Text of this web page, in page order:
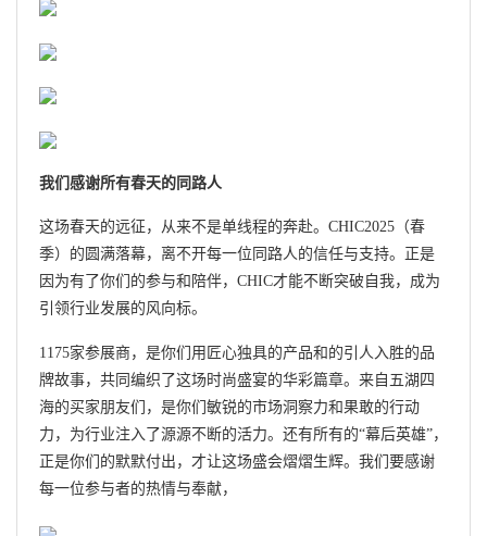
我们感谢所有春天的同路人
这场春天的远征，从来不是单线程的奔赴。CHIC2025（春
季）的圆满落幕，离不开每一位同路人的信任与支持。正是
因为有了你们的参与和陪伴，CHIC才能不断突破自我，成为
引领行业发展的风向标。
1175家参展商，是你们用匠心独具的产品和的引人入胜的品
牌故事，共同编织了这场时尚盛宴的华彩篇章。来自五湖四
海的买家朋友们，是你们敏锐的市场洞察力和果敢的行动
力，为行业注入了源源不断的活力。还有所有的“幕后英雄”，
正是你们的默默付出，才让这场盛会熠熠生辉。我们要感谢
每一位参与者的热情与奉献，